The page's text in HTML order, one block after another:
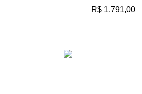
R$ 1.791,00